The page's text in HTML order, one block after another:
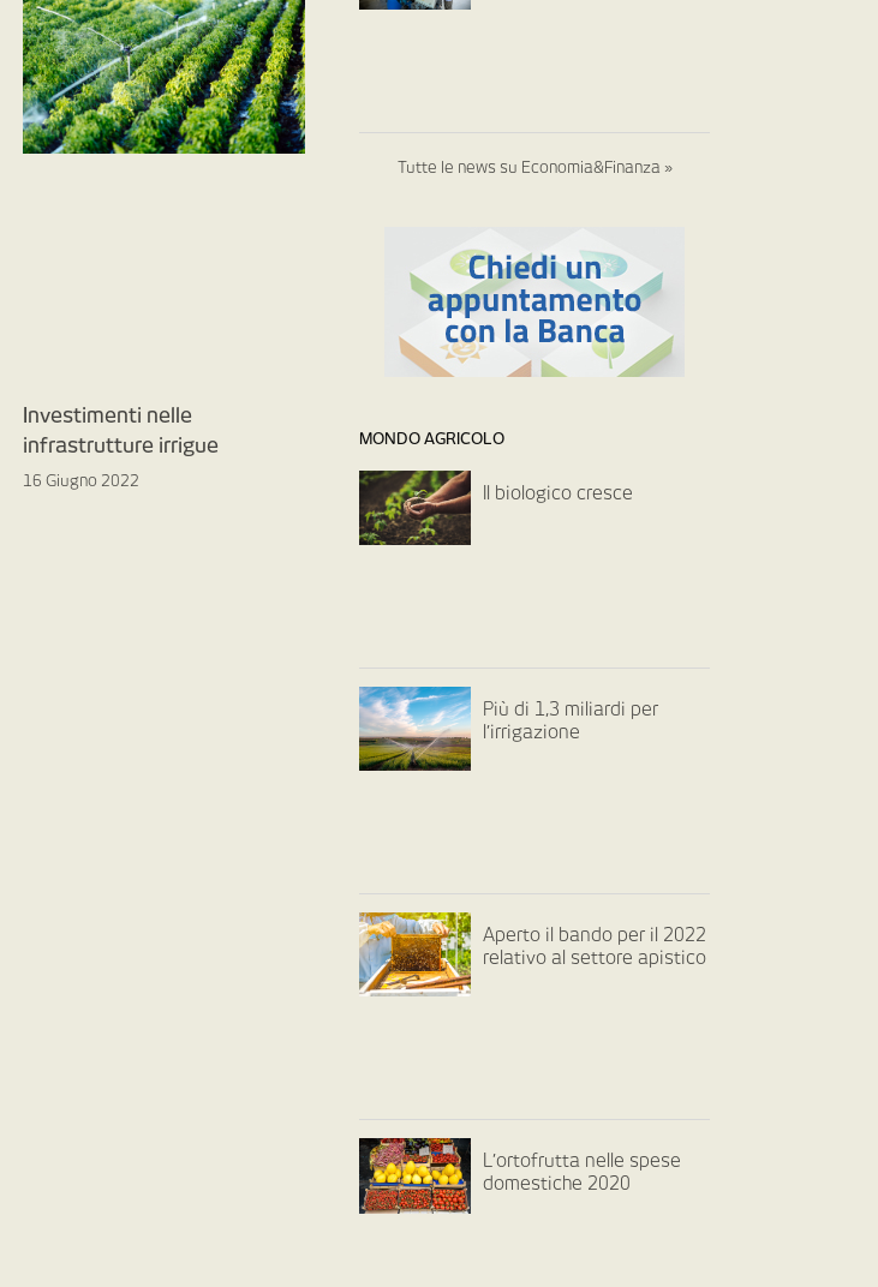
Investimenti nelle
infrastrutture irrigue
16 Giugno 2022
Tutte le news su Economia&Finanza »
MONDO AGRICOLO
Il biologico cresce
Più di 1,3 miliardi per
l’irrigazione
Aperto il bando per il 2022
relativo al settore apistico
L’ortofrutta nelle spese
domestiche 2020